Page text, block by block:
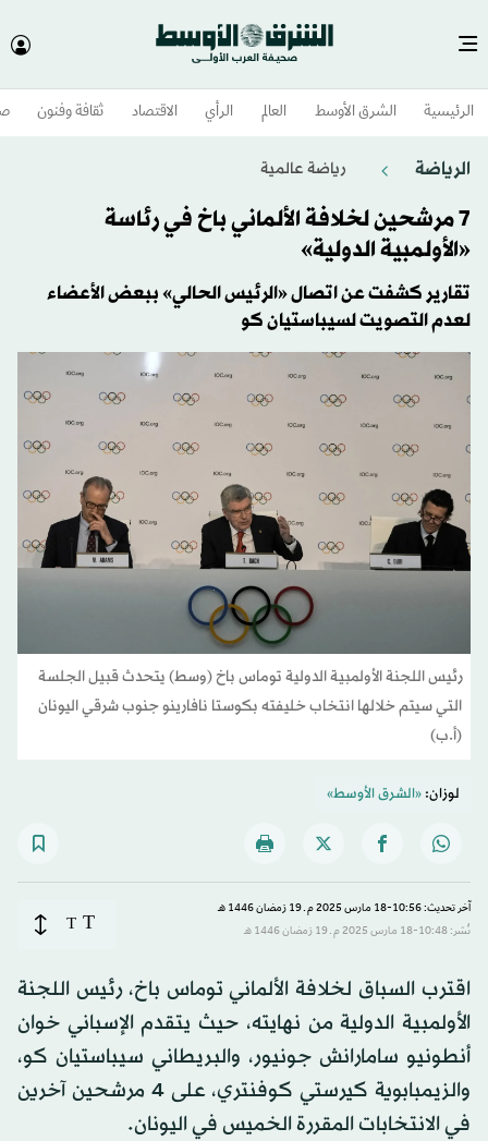
الرئيسية الشرق الأوسط​ العالم الرأي الاقتصاد ثقافة وفنون
الرياضة رياضة عالمية
7 مرشحين لخلافة الألماني باخ في رئاسة
«الأولمبية الدولية»
تقارير كشفت عن اتصال «الرئيس الحالي» ببعض الأعضاء
لعدم التصويت لسيباستيان كو
رئيس اللجنة الأولمبية الدولية توماس باخ (وسط) يتحدث قبيل الجلسة
التي سيتم خلالها انتخاب خليفته بكوستا نافارينو جنوب شرقي اليونان
(أ.ب)
لوزان:«الشرق الأوسط»
آخر تحديث: 10:56-18 مارس 2025 م ـ 19 رَمضان 1446 هـ
نُشر: 10:48-18 مارس 2025 م ـ 19 رَمضان 1446 هـ
T
T
اقترب السباق لخلافة الألماني توماس باخ، رئيس اللجنة
الأولمبية الدولية من نهايته، حيث يتقدم الإسباني خوان
أنطونيو سامارانش جونيور، والبريطاني سيباستيان كو،
والزيمبابوية كيرستي كوفنتري، على 4 مرشحين آخرين
في الانتخابات المقررة الخميس في اليونان.